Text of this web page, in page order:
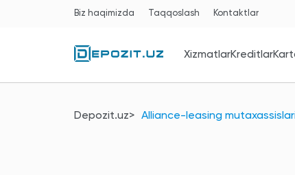
Biz haqimizda Taqqoslash Kontaktlar
XizmatlarKreditlar
Depozit.uz Alliance-leasing